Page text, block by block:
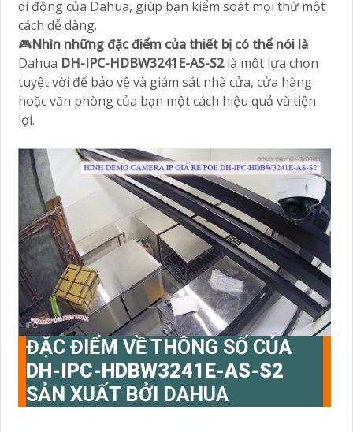
di động của Dahua, giúp bạn kiểm soát mọi thứ một
cách dễ dàng.
🎮Nhìn những đặc điểm của thiết bị có thể nói là
Dahua DH-IPC-HDBW3241E-AS-S2là một lựa chọn
tuyệt vời để bảo vệ và giám sát nhà cửa, cửa hàng
hoặc văn phòng của bạn một cách hiệu quả và tiện
lợi.
ĐẶC ĐIỂM VỀ THÔNG SỐ CỦA
DH-IPC-HDBW3241E-AS-S2
SẢN XUẤT BỞI DAHUA